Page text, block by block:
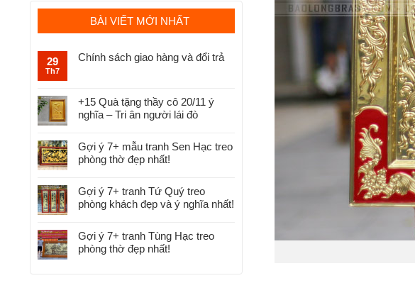
BÀI VIẾT MỚI NHẤT
29
Th7
Chính sách giao hàng và đổi trả
+15 Quà tặng thầy cô 20/11 ý
nghĩa – Tri ân người lái đò
Gợi ý 7+ mẫu tranh Sen Hạc treo
phòng thờ đẹp nhất!
Gợi ý 7+ tranh Tứ Quý treo
phòng khách đẹp và ý nghĩa nhất!
Gợi ý 7+ tranh Tùng Hạc treo
phòng thờ đẹp nhất!